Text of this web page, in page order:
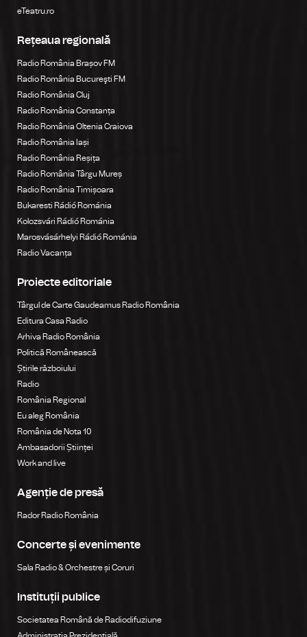
eTeatru.ro
Rețeaua regională
Radio România Brașov FM
Radio România Bucureşti FM
Radio România Cluj
Radio România Constanța
Radio România Oltenia Craiova
Radio România Iași
Radio România Reșița
Radio România Târgu Mureș
Radio România Timișoara
Bukaresti Rádió Románia
Kolozsvári Rádió Románia
Marosvásárhelyi Rádió Románia
Radio Vacanța
Proiecte editoriale
Târgul de Carte Gaudeamus Radio România
Editura Casa Radio
Arhiva Radio România
Politică Românească
Știrile războiului
Radio
România Regional
Eu aleg România
România de Nota 10
Ambasadorii Științei
Work and live
Agenție de presă
Rador Radio România
Concerte și evenimente
Sala Radio & Orchestre și Coruri
Instituții publice
Societatea Română de Radiodifuziune